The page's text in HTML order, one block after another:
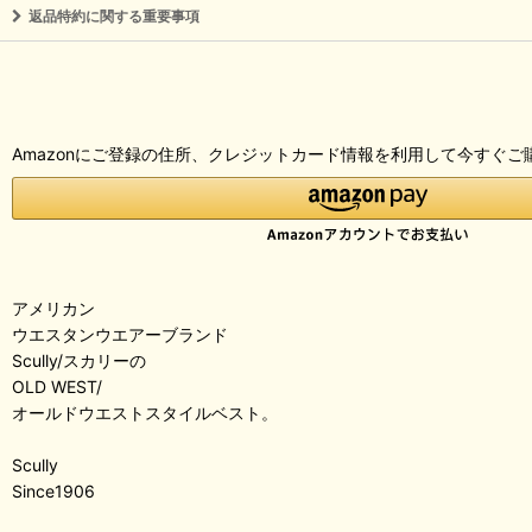
返品特約に関する重要事項
Amazonにご登録の住所、クレジットカード情報を利用して今すぐご
アメリカン
ウエスタンウエアーブランド
Scully/スカリーの
OLD WEST/
オールドウエストスタイルベスト。
Scully
Since1906